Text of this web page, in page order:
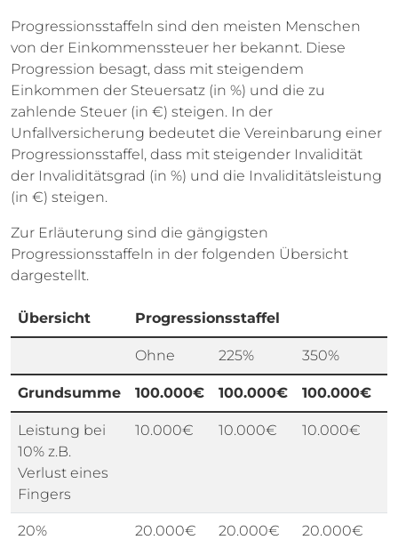
Progressionsstaffeln sind den meisten Menschen
von der Einkommenssteuer her bekannt. Diese
Progression besagt, dass mit steigendem
Einkommen der Steuersatz (in %) und die zu
zahlende Steuer (in €) steigen. In der
Unfallversicherung bedeutet die Vereinbarung einer
Progressionsstaffel, dass mit steigender Invalidität
der Invaliditätsgrad (in %) und die Invaliditätsleistung
(in €) steigen.
Zur Erläuterung sind die gängigsten
Progressionsstaffeln in der folgenden Übersicht
dargestellt.
Übersicht Progressionsstaffel
Ohne 225% 350%
Grundsumme 100.000€ 100.000€ 100.000€
Leistung bei
10% z.B.
Verlust eines
Fingers
10.000€ 10.000€ 10.000€
20% 20.000€ 20.000€ 20.000€